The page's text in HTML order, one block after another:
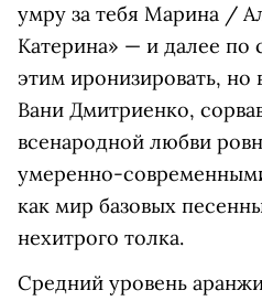
умру за тебя Марина /
Катерина» — и далее
этим иронизировать, но
Вани Дмитриенко,
всенародной любви
умеренно-
как мир базовых
нехитрого толка.
Средний уровень